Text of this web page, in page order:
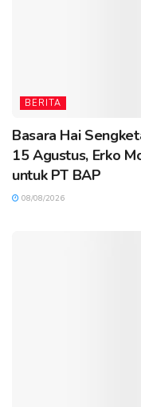
BERITA
Basara Hai
15 Agustus, Erko
untuk PT BAP
08/08/2026